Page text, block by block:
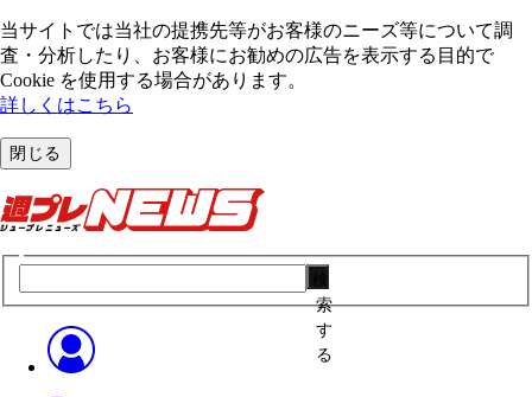
当サイトでは当社の提携先等がお客様のニーズ等について調
査・分析したり、お客様にお勧めの広告を表⽰する⽬的で
Cookie を使⽤する場合があります。
詳しくはこちら
閉じる
索
す
る